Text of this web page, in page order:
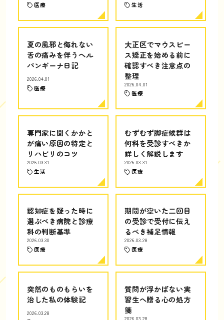
医療 生活
夏の風邪と侮れない
舌の痛みを伴うヘル
パンギーナ日記
2026.04.01
医療
大正区でマウスピー
ス矯正を始める前に
確認すべき注意点の
整理
2026.04.01
医療
専門家に聞くかかと
が痛い原因の特定と
リハビリのコツ
2026.03.31
生活
むずむず脚症候群は
何科を受診すべきか
詳しく解説します
2026.03.31
医療
認知症を疑った時に
選ぶべき病院と診療
科の判断基準
2026.03.30
医療
期間が空いた二回目
の受診で受付に伝え
るべき補足情報
2026.03.28
医療
突然のものもらいを
治した私の体験記
2026.03.28
質問が浮かばない実
習生へ贈る心の処方
箋
2026.03.28